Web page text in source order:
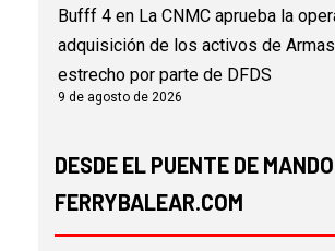
Bufff 4 en La CNMC aprueba la
adquisición de los activos de Armas
estrecho por parte de DFDS
9 de agosto de 2026
DESDE EL PUENTE DE MANDO
FERRYBALEAR.COM